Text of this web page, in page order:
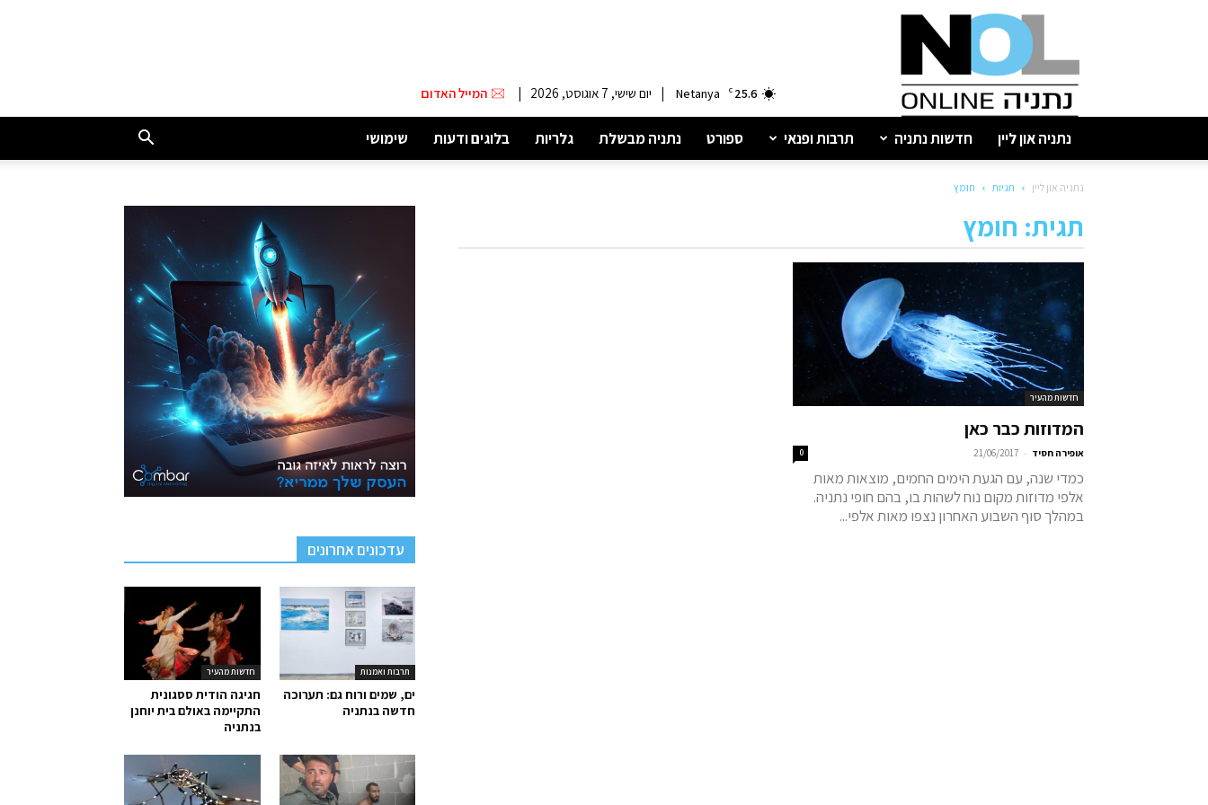
נתניה
25.6
C
Netanya
| יום שישי, 7 אוגוסט, 2026 | המייל האדום
נתניה און ליין חדשות נתניה תרבות ופנאי ספורט נתניה מבשלת גלריות בלוגים ודעות שימושי
נתניה און ליין תגיות חומץ
תגית: חומץ
חדשות מהעיר
המדוזות כבר כאן
אופירה חסיד -
21/06/2017
0
כמדי שנה, עם הגעת הימים החמים, מוצאות מאות
אלפי מדוזות מקום נוח לשהות בו, בהם חופי נתניה.
במהלך סוף השבוע האחרון נצפו מאות אלפי...
עדכונים אחרונים
חדשות מהעיר
חגיגה הודית ססגונית
התקיימה באולם בית יוחנן
בנתניה
תרבות ואמנות
ים, שמים ורוח גם: תערוכה
חדשה בנתניה